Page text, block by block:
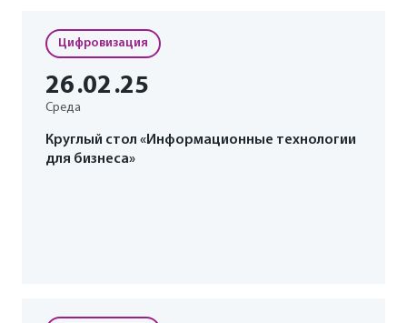
Цифровизация
26.02 .25
Среда
Круглый стол «Информационные технологии
для бизнеса»